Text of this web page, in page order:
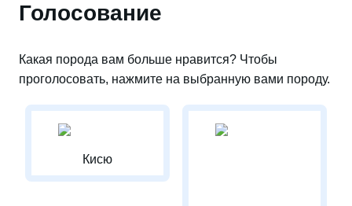
Голосование
Какая порода вам больше нравится? Чтобы
проголосовать, нажмите на выбранную вами породу.
Кисю